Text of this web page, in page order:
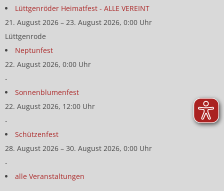
Lüttgenröder Heimatfest - ALLE VEREINT
21. August 2026 – 23. August 2026, 0:00 Uhr
Lüttgenrode
Neptunfest
22. August 2026, 0:00 Uhr
-
Sonnenblumenfest
22. August 2026, 12:00 Uhr
-
Schützenfest
28. August 2026 – 30. August 2026, 0:00 Uhr
-
alle Veranstaltungen